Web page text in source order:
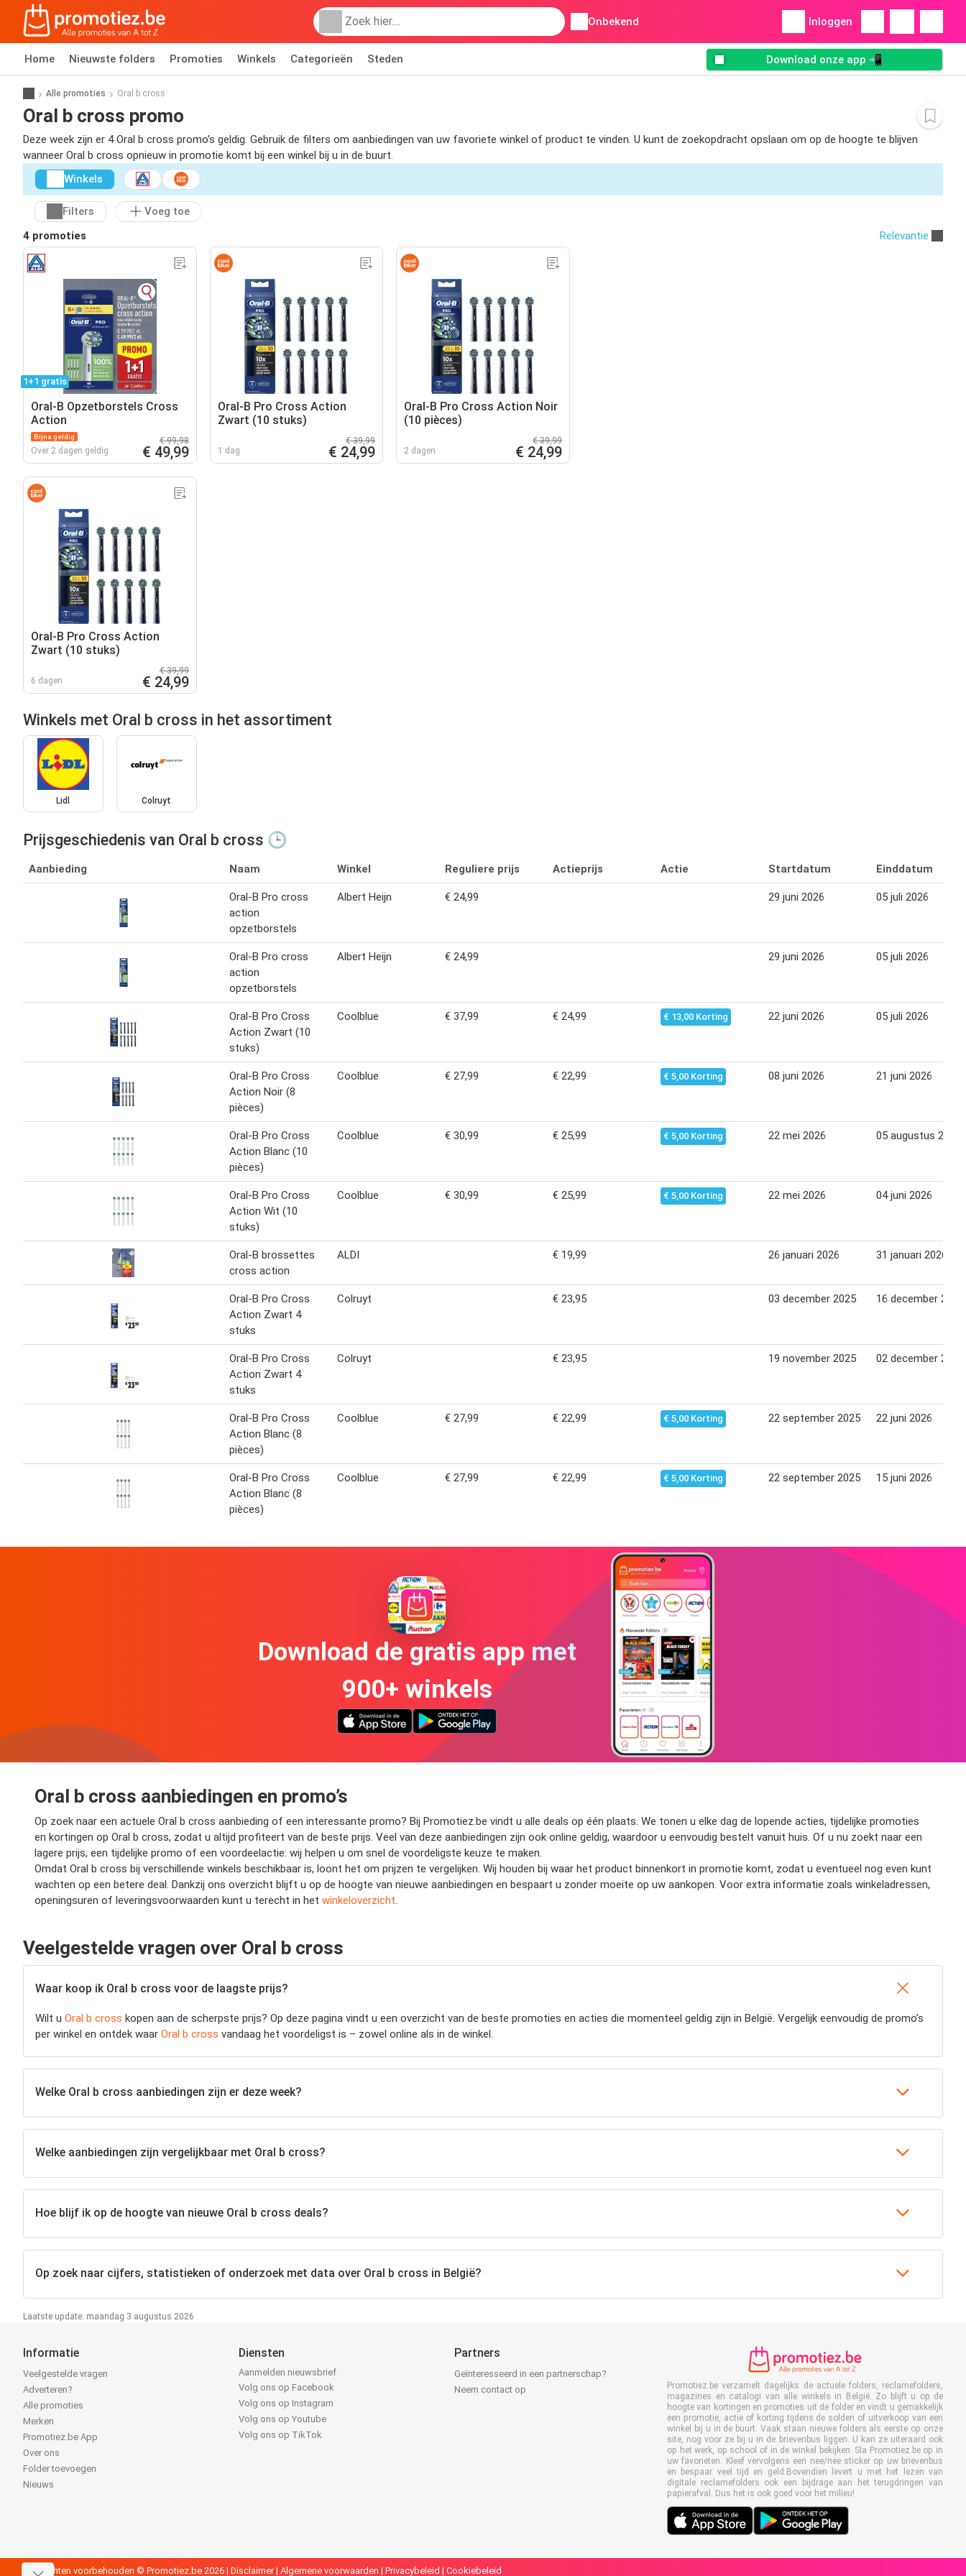
Onbekend Inloggen
Home Nieuwste folders Promoties Winkels Categorieën Steden Download onze app 📲
Alle promoties Oral b cross
Oral b cross promo
Deze week zijn er 4 Oral b cross promo’s geldig. Gebruik de filters om aanbiedingen van uw favoriete winkel of product te vinden. U kunt de zoekopdracht opslaan om op de hoogte te blijven
wanneer Oral b cross opnieuw in promotie komt bij een winkel bij u in de buurt.
Winkels
Filters
Voeg toe
4 promoties
Relevantie
1+1 gratis
Oral-B Opzetborstels Cross
Action
Bijna geldig
Over 2 dagen geldig
€ 99,98
€ 49,99
Oral-B Pro Cross Action
Zwart (10 stuks)
1 dag
€ 39,99
€ 24,99
Oral-B Pro Cross Action Noir
(10 pièces)
2 dagen
€ 39,99
€ 24,99
Oral-B Pro Cross Action
Zwart (10 stuks)
6 dagen
€ 39,99
€ 24,99
Winkels met Oral b cross in het assortiment
Lidl Colruyt
Prijsgeschiedenis van Oral b cross 🕒
Aanbieding Naam Winkel Reguliere prijs Actieprijs Actie Startdatum Einddatum
Oral-B Pro cross
action
opzetborstels
Albert Heijn € 24,99 29 juni 2026 05 juli 2026
Oral-B Pro cross
action
opzetborstels
Albert Heijn € 24,99 29 juni 2026 05 juli 2026
Oral-B Pro Cross
Action Zwart (10
stuks)
Coolblue € 37,99 € 24,99 € 13,00 Korting 22 juni 2026 05 juli 2026
Oral-B Pro Cross
Action Noir (8
pièces)
Coolblue € 27,99 € 22,99 € 5,00 Korting 08 juni 2026 21 juni 2026
Oral-B Pro Cross
Action Blanc (10
pièces)
Coolblue € 30,99 € 25,99 € 5,00 Korting 22 mei 2026 05 augustus 2026
Oral-B Pro Cross
Action Wit (10
stuks)
Coolblue € 30,99 € 25,99 € 5,00 Korting 22 mei 2026 04 juni 2026
Oral-B brossettes
cross action
ALDI € 19,99 26 januari 2026 31 januari 2026
Oral-B Pro Cross
Action Zwart 4
stuks
Colruyt € 23,95 03 december 2025 16 december 2025
Oral-B Pro Cross
Action Zwart 4
stuks
Colruyt € 23,95 19 november 2025 02 december 2025
Oral-B Pro Cross
Action Blanc (8
pièces)
Coolblue € 27,99 € 22,99 € 5,00 Korting 22 september 2025 22 juni 2026
Oral-B Pro Cross
Action Blanc (8
pièces)
Coolblue € 27,99 € 22,99 € 5,00 Korting 22 september 2025 15 juni 2026
Download de gratis app met
900+ winkels
Oral b cross aanbiedingen en promo’s
Op zoek naar een actuele Oral b cross aanbieding of een interessante promo? Bij Promotiez.be vindt u alle deals op één plaats. We tonen u elke dag de lopende acties, tijdelijke promoties
en kortingen op Oral b cross, zodat u altijd profiteert van de beste prijs. Veel van deze aanbiedingen zijn ook online geldig, waardoor u eenvoudig bestelt vanuit huis. Of u nu zoekt naar een
lagere prijs, een tijdelijke promo of een voordeelactie: wij helpen u om snel de voordeligste keuze te maken.
Omdat Oral b cross bij verschillende winkels beschikbaar is, loont het om prijzen te vergelijken. Wij houden bij waar het product binnenkort in promotie komt, zodat u eventueel nog even kunt
wachten op een betere deal. Dankzij ons overzicht blijft u op de hoogte van nieuwe aanbiedingen en bespaart u zonder moeite op uw aankopen. Voor extra informatie zoals winkeladressen,
openingsuren of leveringsvoorwaarden kunt u terecht in het winkeloverzicht.
Veelgestelde vragen over Oral b cross
Waar koop ik Oral b cross voor de laagste prijs?
Wilt u Oral b cross kopen aan de scherpste prijs? Op deze pagina vindt u een overzicht van de beste promoties en acties die momenteel geldig zijn in België. Vergelijk eenvoudig de promo’s
per winkel en ontdek waar Oral b cross vandaag het voordeligst is – zowel online als in de winkel.
Welke Oral b cross aanbiedingen zijn er deze week?
Welke aanbiedingen zijn vergelijkbaar met Oral b cross?
Hoe blijf ik op de hoogte van nieuwe Oral b cross deals?
Op zoek naar cijfers, statistieken of onderzoek met data over Oral b cross in België?
Laatste update: maandag 3 augustus 2026
Informatie
Veelgestelde vragen
Adverteren?
Alle promoties
Merken
Promotiez.be App
Over ons
Folder toevoegen
Nieuws
Diensten
Aanmelden nieuwsbrief
Volg ons op Facebook
Volg ons op Instagram
Volg ons op Youtube
Volg ons op TikTok
Partners
Geïnteresseerd in een partnerschap?
Neem contact op
Promotiez.be verzamelt dagelijks de actuele folders, reclamefolders,
magazines en catalogi van alle winkels in België. Zo blijft u op de
hoogte van kortingen en promoties uit de folder en vindt u gemakkelijk
een promotie, actie of korting tijdens de solden of uitverkoop van een
winkel bij u in de buurt. Vaak staan nieuwe folders als eerste op onze
site, nog voor ze bij u in de brievenbus liggen. U kan ze uiteraard ook
op het werk, op school of in de winkel bekijken. Sla Promotiez.be op in
uw favorieten. Kleef vervolgens een nee/nee sticker op uw brievenbus
en bespaar veel tijd en geld.Bovendien levert u met het lezen van
digitale reclamefolders ook een bijdrage aan het terugdringen van
papierafval. Dus het is ook goed voor het milieu!
Alle rechten voorbehouden © Promotiez.be 2026 | Disclaimer| Algemene voorwaarden | Privacybeleid | Cookiebeleid